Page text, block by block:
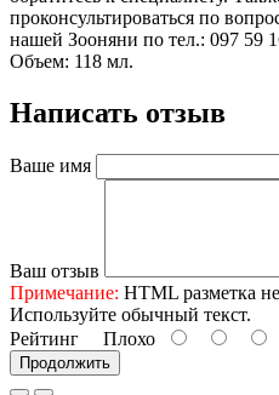
проконсультироваться по
нашей Зооняни по тел.: 097 59
Объем: 118 мл.
Написать отзыв
Ваше имя
Ваш отзыв
Примечание: HTML разметка
Используйте обычный текст.
Рейтинг Плохо
Продолжить